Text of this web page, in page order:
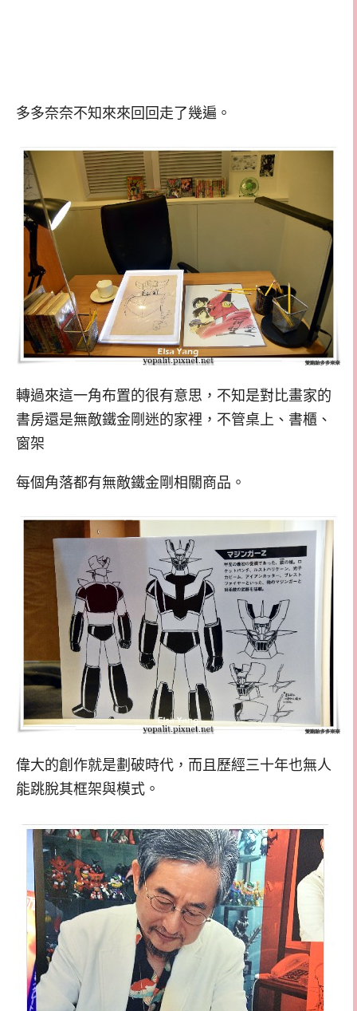
多多奈奈不知來來回回走了幾遍。
轉過來這一角布置的很有意思，不知是對比畫家的
書房還是無敵鐵金剛迷的家裡，不管桌上、書櫃、
窗架
每個角落都有無敵鐵金剛相關商品。
偉大的創作就是劃破時代，而且歷經三十年也無人
能跳脫其框架與模式。